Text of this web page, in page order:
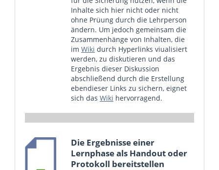
Inhalte sich hier nicht oder nicht
ohne Prüung durch die Lehrperson
ändern. Um jedoch gemeinsam die
Zusammenhänge von Inhalten, die
im Wiki durch Hyperlinks viualisiert
werden, zu diskutieren und das
Ergebnis dieser Diskussion
abschließend durch die Erstellung
ebendieser Links zu sichern, eignet
sich das Wiki hervorragend.
Die Ergebnisse einer
Lernphase als Handout oder
Protokoll bereitstellen